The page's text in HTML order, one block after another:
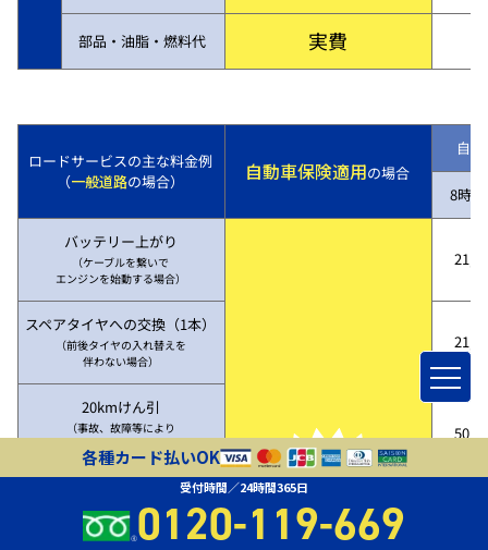
部品・油脂・燃料代 実費
ロードサービスの主な料金例
（一般道路の場合） 自動車保険適用の場合
自
8時
バッテリー上がり
（ケーブルを繋いで
エンジンを始動する場合）
自動車保険適用なら
無 料！
スペアタイヤへの交換（1本）
（前後タイヤの入れ替えを
伴わない場合）
20kmけん引
（事故、故障等により
レッカー車で四輪を
吊り上げ、20kmけん引した場合）
落車・落輪・乗り上げによる
簡易クレーン作業
各種カード払いOK
受付時間／24時間365日
0120-119-669